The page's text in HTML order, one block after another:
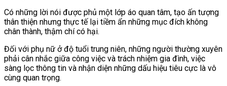
Có những lời nói được phủ một lớp áo quan tâm, tạo ấn tượng
thân thiện nhưng thực tế lại tiềm ẩn những mục đích không
chân thành, thậm chí có hại.
Đối với phụ nữ ở độ tuổi trung niên, những người thường xuyên
phải cân nhắc giữa công việc và trách nhiệm gia đình, việc
sàng lọc thông tin và nhận diện những dấu hiệu tiêu cực là vô
cùng quan trọng.